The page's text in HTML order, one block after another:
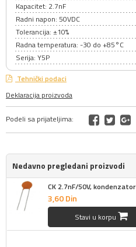
Kapacitet: 2.7nF
Radni napon: 50VDC
Tolerancija: ±10%
Radna temperatura: -30 do +85°C
Serija: Y5P
Tehnički podaci
Deklaracija proizvoda
Podeli sa prijateljima:
Nedavno pregledani proizvodi
CK 2.7nF/50V, kondenzator
3,60Din
Stavi u korpu